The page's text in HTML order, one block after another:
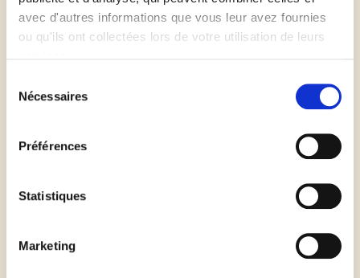
avec d'autres informations que vous leur avez fournies
ou qu'ils ont collectées lors de votre utilisation de leurs
Nécessaires
Préférences
Statistiques
Marketing
Disposer une poignée de semoule de blé fine sur
Couper le pâton en 4
Etirer chaque pâton jusqu'à ce qu'il fasse 15cm de